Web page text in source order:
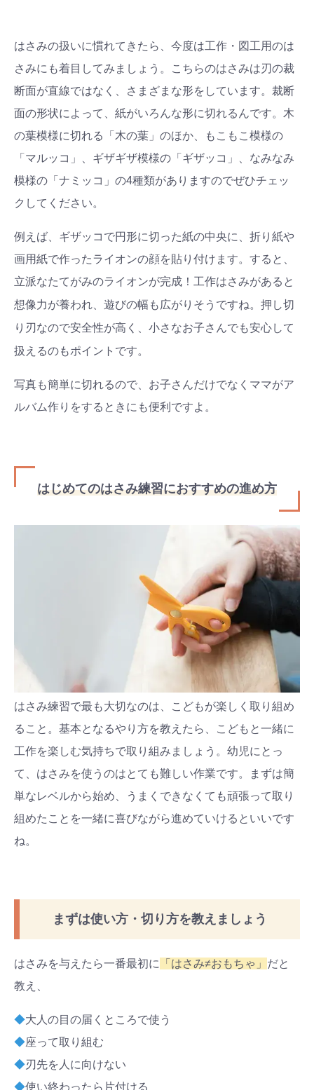
はさみの扱いに慣れてきたら、今度は工作・図工用のは
さみにも着目してみましょう。こちらのはさみは刃の裁
断面が直線ではなく、さまざまな形をしています。裁断
面の形状によって、紙がいろんな形に切れるんです。木
の葉模様に切れる「木の葉」のほか、もこもこ模様の
「マルッコ」、ギザギザ模様の「ギザッコ」、なみなみ
模様の「ナミッコ」の4種類がありますのでぜひチェッ
クしてください。
例えば、ギザッコで円形に切った紙の中央に、折り紙や
画用紙で作ったライオンの顔を貼り付けます。すると、
立派なたてがみのライオンが完成！工作はさみがあると
想像力が養われ、遊びの幅も広がりそうですね。 押し切
り刃なので安全性が高く、小さなお子さんでも安心して
扱えるのもポイントです。
写真も簡単に切れるので、お子さんだけでなくママがア
ルバム作りをするときにも便利ですよ。
はじめてのはさみ練習におすすめの進め方
はさみ練習で最も大切なのは、こどもが楽しく取り組め
ること。基本となるやり方を教えたら、こどもと一緒に
工作を楽しむ気持ちで取り組みましょう。幼児にとっ
て、はさみを使うのはとても難しい作業です。まずは簡
単なレベルから始め、うまくできなくても頑張って取り
組めたことを一緒に喜びながら進めていけるといいです
ね。
まずは使い方・切り方を教えましょう
はさみを与えたら一番最初に 「はさみ≠おもちゃ」 だと
教え、
◆大人の目の届くところで使う
◆座って取り組む
◆刃先を人に向けない
◆使い終わったら片付ける